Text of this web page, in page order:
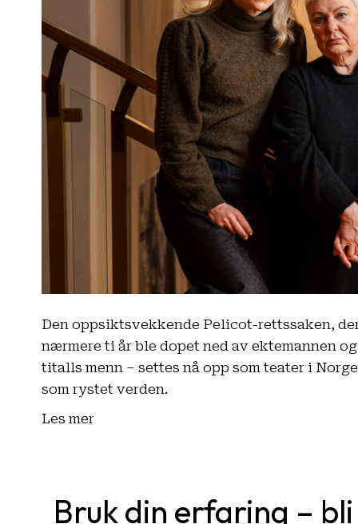
Den oppsiktsvekkende Pelicot-rettssaken,
nærmere ti år ble dopet ned av ektemannen
titalls menn – settes nå opp som teater i
som rystet verden.
Les mer
Bruk din erfaring –